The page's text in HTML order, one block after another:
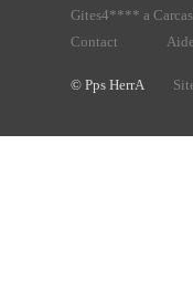
Gites4**** a
Contact
Aide
© Pps HerrA